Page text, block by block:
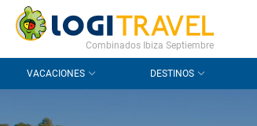
CONTACTO PREGUNTAS FRECUENTES
Combinados Ibiza Septiembre
VACACIONES DESTINOS